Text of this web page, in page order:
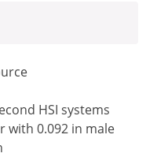
HSI systems
with 0.092 in male